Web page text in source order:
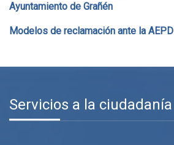
Ayuntamiento de Grañén
Modelos de reclamación ante la AEPD
Servicios a la ciudadanía